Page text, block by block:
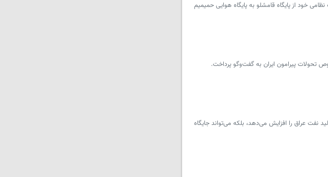
خود از پایگاه قامشلو به پایگاه هوایی حمیمیم
تحولات پیرامون ایران به گفت‌وگو پرداخت.
نفت عراق را افزایش می‌دهد، بلکه می‌تواند جایگاه